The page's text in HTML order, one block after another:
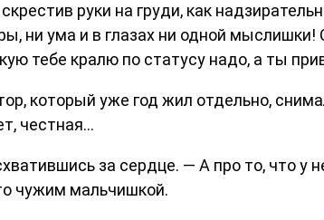
руки на груди, как
ни ума и в глазах ни одной
тебе кралю по статусу надо, а ты
который уже год жил отдельно,
честная…
за сердце. — А про то, что у
чужим мальчишкой.